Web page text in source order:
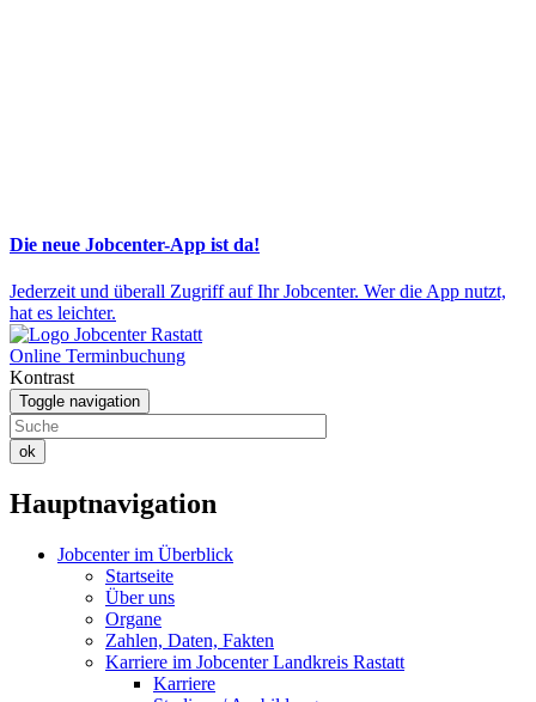
Die neue Jobcenter-App ist da!
Jederzeit und überall Zugriff auf Ihr Jobcenter. Wer die App nutzt,
hat es leichter.
Online Terminbuchung
Kontrast
Toggle navigation
ok
Hauptnavigation
Jobcenter im Überblick
Startseite
Über uns
Organe
Zahlen, Daten, Fakten
Karriere im Jobcenter Landkreis Rastatt
Karriere